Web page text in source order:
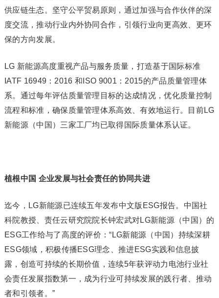
供应链生态。坚守公平贸易原则，通过加强与合作伙伴的深
度交流，推动行业内外协同合作，引领行业向更高效、更环
保的方向发展。
LG 新能源高度重视产品与服务质量，打造基于国际标准
IATF 16949：2016 和ISO 9001：2015的产品质量管理体
系。通过每年评估质量管理目标的达成情况，优化质量控制
流程和标准，确保质量管理体系高效、有效地运行。目前LG
新能源（中国）三家工厂均已取得国际质量体系认证。
植根中国 企业发展与社会责任的协同共进
迄今，LG新能源已连续五年发布中文版ESG报告。中国社
科院教授、责任云研究院院长钟宏武对LG新能源（中国）的
ESG工作给与了高度的评价：“LG新能源（中国）持续深耕
ESG领域，积极传播ESG理念、推进ESG实践和信息披
露，创造可持续的长期价值，连续5年获评动力电池行业社
会责任发展指数第一，成为行业可持续发展的践行者、推动
者和引领者。”